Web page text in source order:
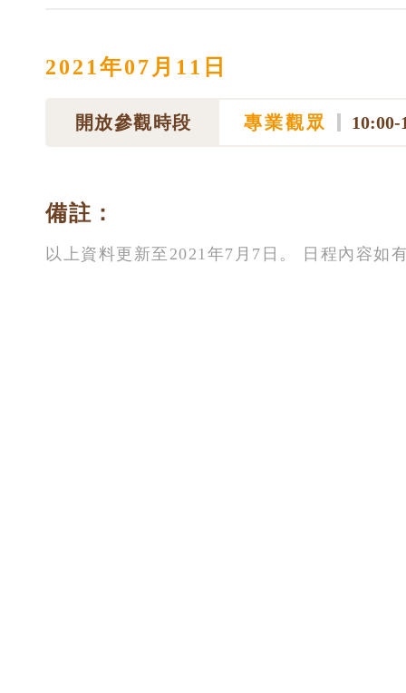
2021年07月11日
開放參觀時段 專業觀眾 10:00-
備註：
以上資料更新至2021年7月7日。 日程內容如